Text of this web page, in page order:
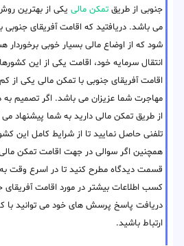
جنوبی از طریق تمکن مالی یکی از بهترین
می باشد. دریافتید که اقامت آفریقای
شود که از اوضاع مالی بسیار خوبی برخوردار
انتقال سرمایه خود، اقامت یکی از این
اقامت آفریقای جنوبی با تمکن مالی یکی
مهاجرت شما عزیزان می باشد. اگر تصمیم به
از طریق تمکن مالی دارید به شما پیشنهاد
تلفنی حاصل نمایید تا از شرایط کامل این
همچنین اگر سوالی در جهت اقامت تمکن مالی
قسمت دیدگاه مطرح کنید تا در اسرع وقت
کسب اطلاعات بیشتر در مورد اقامت آفریقای
دریافت پاسخ پرسش های خود می توانید با
ارتباط باشید.